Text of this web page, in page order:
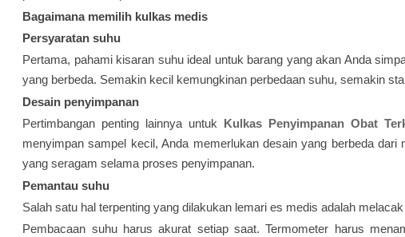
Bagaimana memilih kulkas medis
Persyaratan suhu
Pertama, pahami kisaran suhu ideal untuk barang yang akan Anda
yang berbeda. Semakin kecil kemungkinan perbedaan suhu, semakin
Desain penyimpanan
Pertimbangan penting lainnya untuk Kulkas Penyimpanan Obat
menyimpan sampel kecil, Anda memerlukan desain yang berbeda
yang seragam selama proses penyimpanan.
Pemantau suhu
Salah satu hal terpenting yang dilakukan lemari es medis adalah
Pembacaan suhu harus akurat setiap saat. Termometer harus